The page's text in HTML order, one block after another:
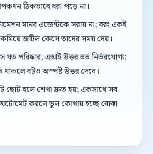
ঠিকভাবে ধরা পড়ে না।
মানব এজেন্টকে সরায় না; বরং একই
কমিয়ে জটিল কেসে তাদের সময় দেয়।
যত পরিষ্কার, এআই উত্তর তত নির্ভরযোগ্য;
থাকলে বটও অস্পষ্ট উত্তর দেবে।
ছোট হলে শেখা দ্রুত হয়; একসাথে সব
করলে ভুল কোথায় হচ্ছে বোঝা